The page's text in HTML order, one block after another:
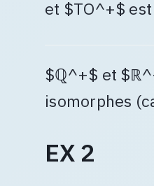
et $TO^+$
$ℚ^+$ et
isomorphes
EX 2